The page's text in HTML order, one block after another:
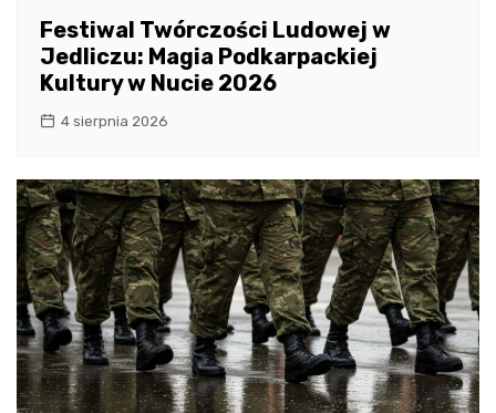
Festiwal Twórczości Ludowej w
Jedliczu: Magia Podkarpackiej
Kultury w Nucie 2026
4 sierpnia 2026